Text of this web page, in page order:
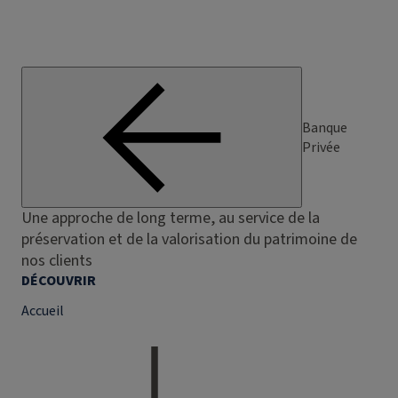
Banque
Privée
Une approche de long terme, au service de la
préservation et de la valorisation du patrimoine de
nos clients
DÉCOUVRIR
Accueil